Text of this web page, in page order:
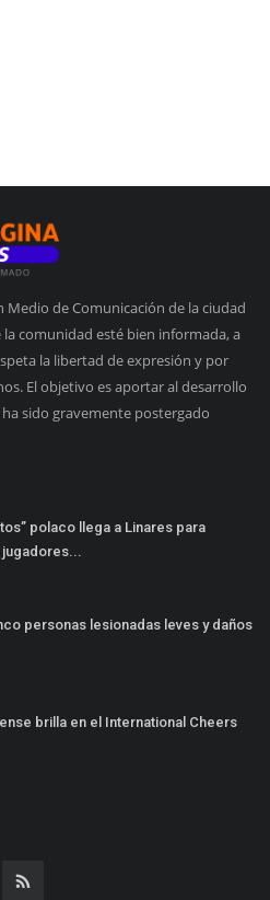
Medio de Comunicación de la ciudad
comunidad esté bien informada, a
la libertad de expresión y por
El objetivo es aportar al desarrollo
sido gravemente postergado
polaco llega a Linares para
personas lesionadas leves y daños
brilla en el International Cheers